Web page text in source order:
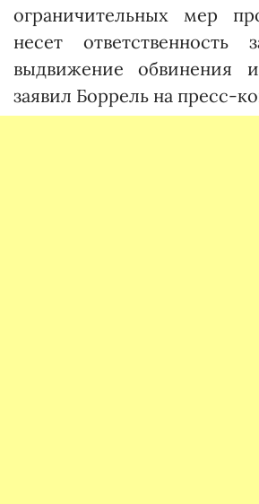
ограничительных мер
несет ответственность
выдвижение обвинения
заявил Боррель на пресс-